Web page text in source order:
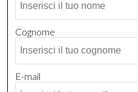
Cognome
E-mail